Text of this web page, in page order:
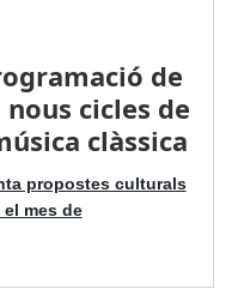
de
cicles de
clàssica
propostes culturals
mes de